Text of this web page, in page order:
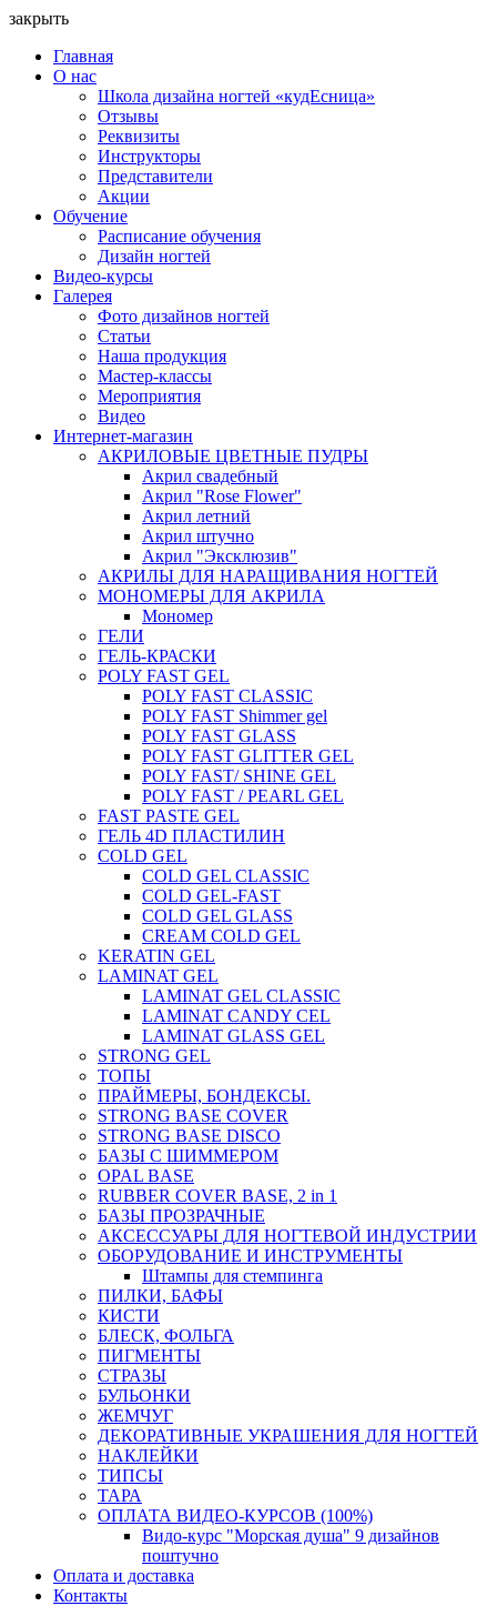
закрыть
Главная
О нас
Школа дизайна ногтей «кудЕсница»
Отзывы
Реквизиты
Инструкторы
Представители
Акции
Обучение
Расписание обучения
Дизайн ногтей
Видео-курсы
Галерея
Фото дизайнов ногтей
Статьи
Наша продукция
Мастер-классы
Мероприятия
Видео
Интернет-магазин
АКРИЛОВЫЕ ЦВЕТНЫЕ ПУДРЫ
Акрил свадебный
Акрил "Rose Flower"
Акрил летний
Акрил штучно
Акрил "Эксклюзив"
АКРИЛЫ ДЛЯ НАРАЩИВАНИЯ НОГТЕЙ
МОНОМЕРЫ ДЛЯ АКРИЛА
Мономер
ГЕЛИ
ГЕЛЬ-КРАСКИ
POLY FAST GEL
POLY FAST CLASSIC
POLY FAST Shimmer gel
POLY FAST GLASS
POLY FAST GLITTER GEL
POLY FAST/ SHINE GEL
POLY FAST / PEARL GEL
FAST PASTE GEL
ГЕЛЬ 4D ПЛАСТИЛИН
COLD GEL
COLD GEL CLASSIC
COLD GEL-FAST
COLD GEL GLASS
CREAM COLD GEL
KERATIN GEL
LAMINAT GEL
LAMINAT GEL CLASSIС
LAMINAT CANDY CEL
LAMINAT GLASS GEL
STRONG GEL
ТОПЫ
ПРАЙМЕРЫ, БОНДЕКСЫ.
STRONG BASE COVER
STRONG BASE DISCO
БАЗЫ С ШИММЕРОМ
OPAL BASE
RUBBER COVER BASE, 2 in 1
БАЗЫ ПРОЗРАЧНЫЕ
АКСЕССУАРЫ ДЛЯ НОГТЕВОЙ ИНДУСТРИИ
ОБОРУДОВАНИЕ И ИНСТРУМЕНТЫ
Штампы для стемпинга
ПИЛКИ, БАФЫ
КИСТИ
БЛЕСК, ФОЛЬГА
ПИГМЕНТЫ
СТРАЗЫ
БУЛЬОНКИ
ЖЕМЧУГ
ДЕКОРАТИВНЫЕ УКРАШЕНИЯ ДЛЯ НОГТЕЙ
НАКЛЕЙКИ
ТИПСЫ
ТАРА
ОПЛАТА ВИДЕО-КУРСОВ (100%)
Видо-курс "Морская душа" 9 дизайнов
поштучно
Оплата и доставка
Контакты